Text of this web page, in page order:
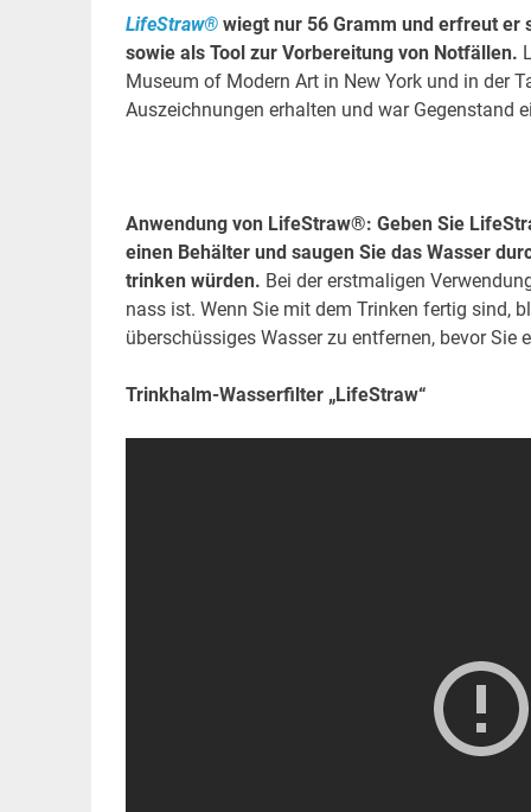
LifeStraw®wiegt nur 56 Gramm und erfreut er
sowie als Tool zur Vorbereitung von Notfällen.
Museum of Modern Art in New York und in der
Auszeichnungen erhalten und war Gegenstand
Anwendung von LifeStraw®: Geben Sie
einen Behälter und saugen Sie das Wasser
trinken würden. Bei der erstmaligen
nass ist. Wenn Sie mit dem Trinken fertig sind,
überschüssiges Wasser zu entfernen, bevor Sie
Trinkhalm-Wasserfilter „LifeStraw“